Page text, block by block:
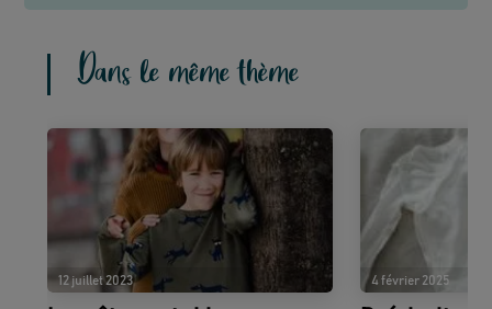
Dans le même thème
12 juillet 2023 4 février 2025